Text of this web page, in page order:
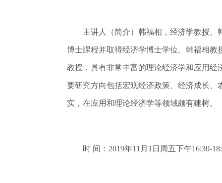
主讲人（简介）韩福相，经济学教授。韩
博士課程并取得经济学博士学位。韩福相教
教授，具有非常丰富的理论经济学和应用
要研究方向包括宏观经济政策、经济成长
实，在应用和理论经济学等领域颇有建树。
时 间：2019年11月1日周五下午16:30-